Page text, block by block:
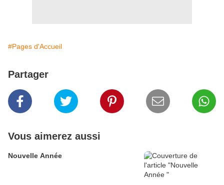
#Pages d'Accueil
Partager
Vous aimerez aussi
Nouvelle Année